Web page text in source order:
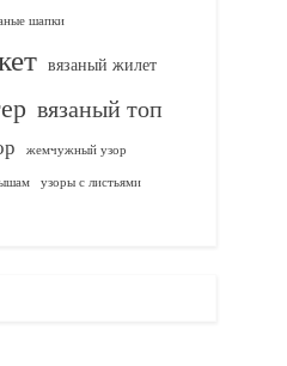
шапки
вязаный жилет
вязаный топ
жемчужный узор
узоры с листьями